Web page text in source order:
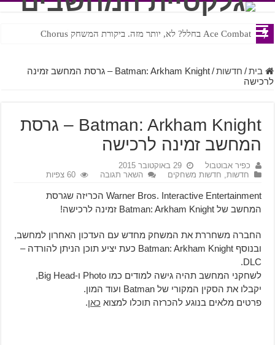
Ace Combat בחלל? לא, יותר מזה. ביקורת המשחק Chorus
Steven Universe והשירים שתורגמו בצורה נוראית לעברית
בית / חדשות /
Batman: Arkham Knight – גרסת המחשב זמינה
לרכישה
Batman: Arkham Knight – גרסת
המחשב זמינה לרכישה
כפיר אבוטבול
29 באוקטובר 2015
חדשות, חדשות משחקים השאר תגובה 60 צפיות
Warner Bros. Interactive Entertainment הכריזה שגרסת
המחשב של Batman: Arkham Knight זמינה לרכישה!
החברה משחררת את המשחק מחדש עם העדכון האחרון למחשב,
ובנוסף Batman: Arkham Knight כעת יציע תוכן הניתן להורדה –
DLC.
לשחקני המחשב תהיה גישה למודים כמו Photo ו-Big Head,
יקבלו את הסקין המקורי של Batman ועוד המון.
פרטים מלאים בנוגע להכרזה תוכלו למצוא כאן.